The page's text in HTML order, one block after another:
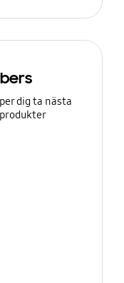
dig ta nästa